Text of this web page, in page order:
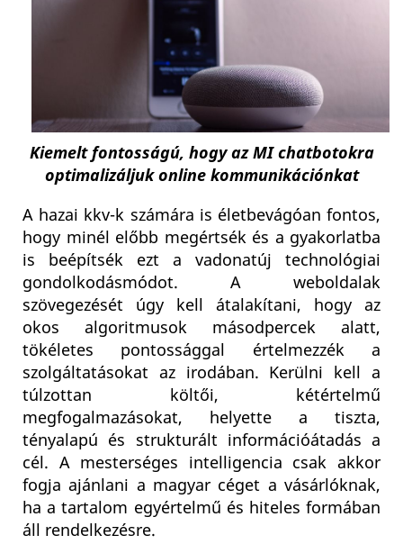
Kiemelt fontosságú, hogy az MI chatbotokra
optimalizáljuk online kommunikációnkat
A hazai kkv-k számára is életbevágóan fontos,
hogy minél előbb megértsék és a gyakorlatba
is beépítsék ezt a vadonatúj technológiai
gondolkodásmódot. A weboldalak
szövegezését úgy kell átalakítani, hogy az
okos algoritmusok másodpercek alatt,
tökéletes pontossággal értelmezzék a
szolgáltatásokat az irodában. Kerülni kell a
túlzottan költői, kétértelmű
megfogalmazásokat, helyette a tiszta,
tényalapú és strukturált információátadás a
cél. A mesterséges intelligencia csak akkor
fogja ajánlani a magyar céget a vásárlóknak,
ha a tartalom egyértelmű és hiteles formában
áll rendelkezésre.